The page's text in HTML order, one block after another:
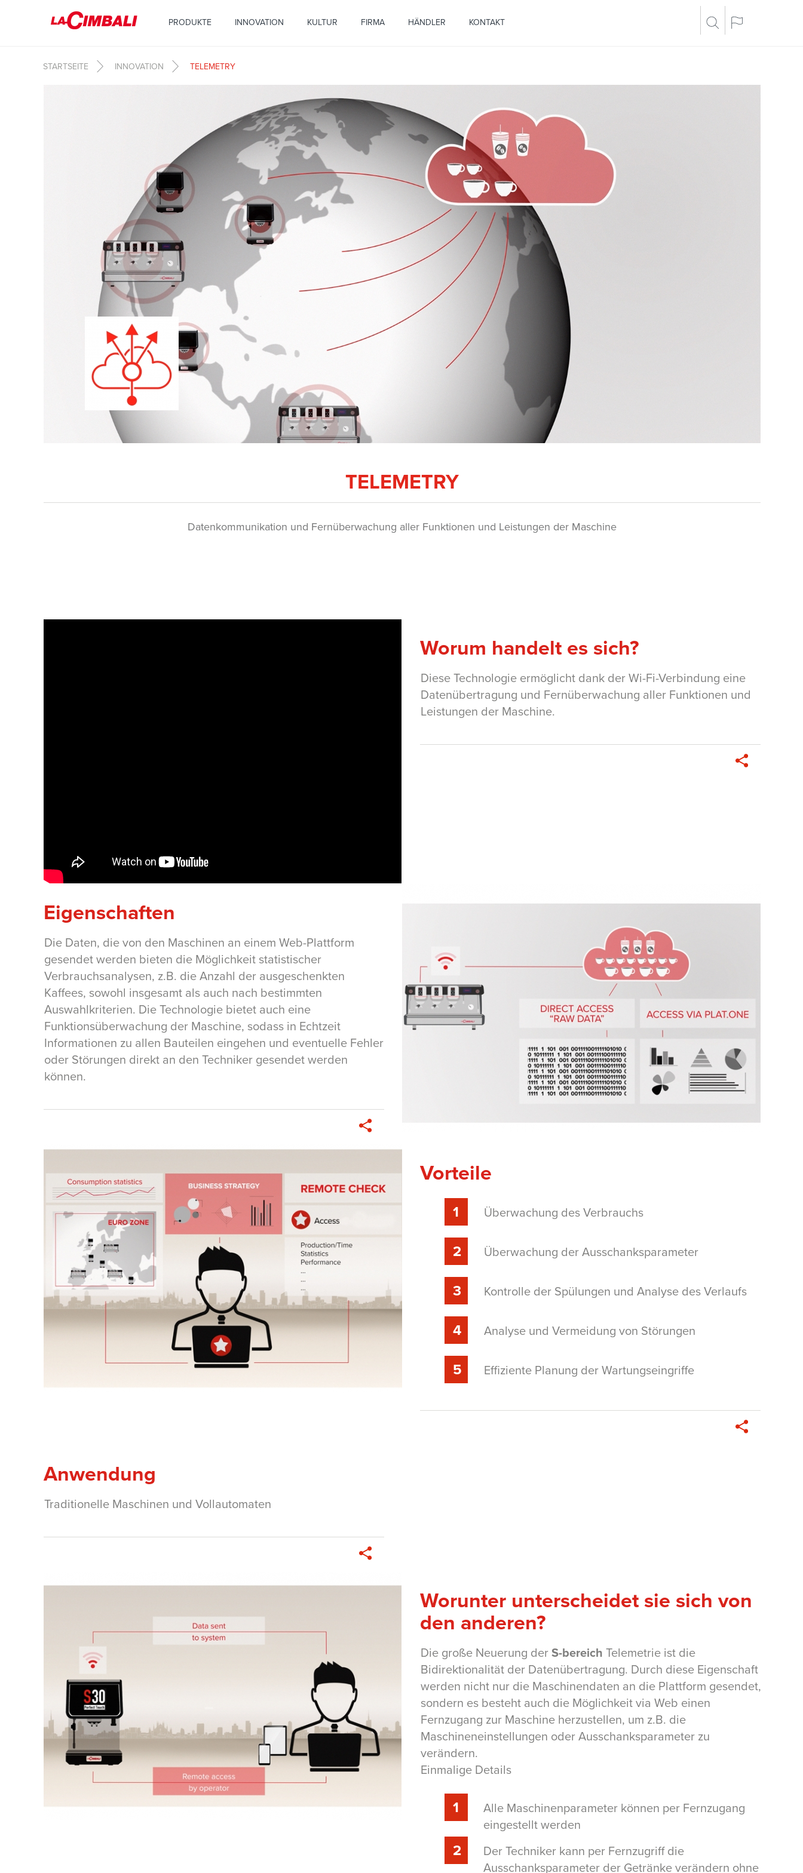
PRODUKTE
INNOVATION KULTUR FIRMA HÄNDLER KONTAKT
STARTSEITE INNOVATION TELEMETRY
TELEMETRY
Datenkommunikation und Fernüberwachung aller Funktionen und Leistungen der Maschine
Worum handelt es sich?
Diese Technologie ermöglicht dank der Wi-Fi-Verbindung eine
Datenübertragung und Fernüberwachung aller Funktionen und
Leistungen der Maschine.
Eigenschaften
Die Daten, die von den Maschinen an einem Web-Plattform
gesendet werden bieten die Möglichkeit statistischer
Verbrauchsanalysen, z.B. die Anzahl der ausgeschenkten
Kaffees, sowohl insgesamt als auch nach bestimmten
Auswahlkriterien. Die Technologie bietet auch eine
Funktionsüberwachung der Maschine, sodass in Echtzeit
Informationen zu allen Bauteilen eingehen und eventuelle Fehler
oder Störungen direkt an den Techniker gesendet werden
können.
Vorteile
Überwachung des Verbrauchs
Überwachung der Ausschanksparameter
Kontrolle der Spülungen und Analyse des Verlaufs
Analyse und Vermeidung von Störungen
Effiziente Planung der Wartungseingriffe
Anwendung
Traditionelle Maschinen und Vollautomaten
Worunter unterscheidet sie sich von
den anderen?
Die große Neuerung der S-bereich Telemetrie ist die
Bidirektionalität der Datenübertragung. Durch diese Eigenschaft
werden nicht nur die Maschinendaten an die Plattform gesendet,
sondern es besteht auch die Möglichkeit via Web einen
Fernzugang zur Maschine herzustellen, um z.B. die
Maschineneinstellungen oder Ausschanksparameter zu
verändern.
Einmalige Details
Alle Maschinenparameter können per Fernzugang
eingestellt werden
Der Techniker kann per Fernzugriff die
Ausschanksparameter der Getränke verändern ohne